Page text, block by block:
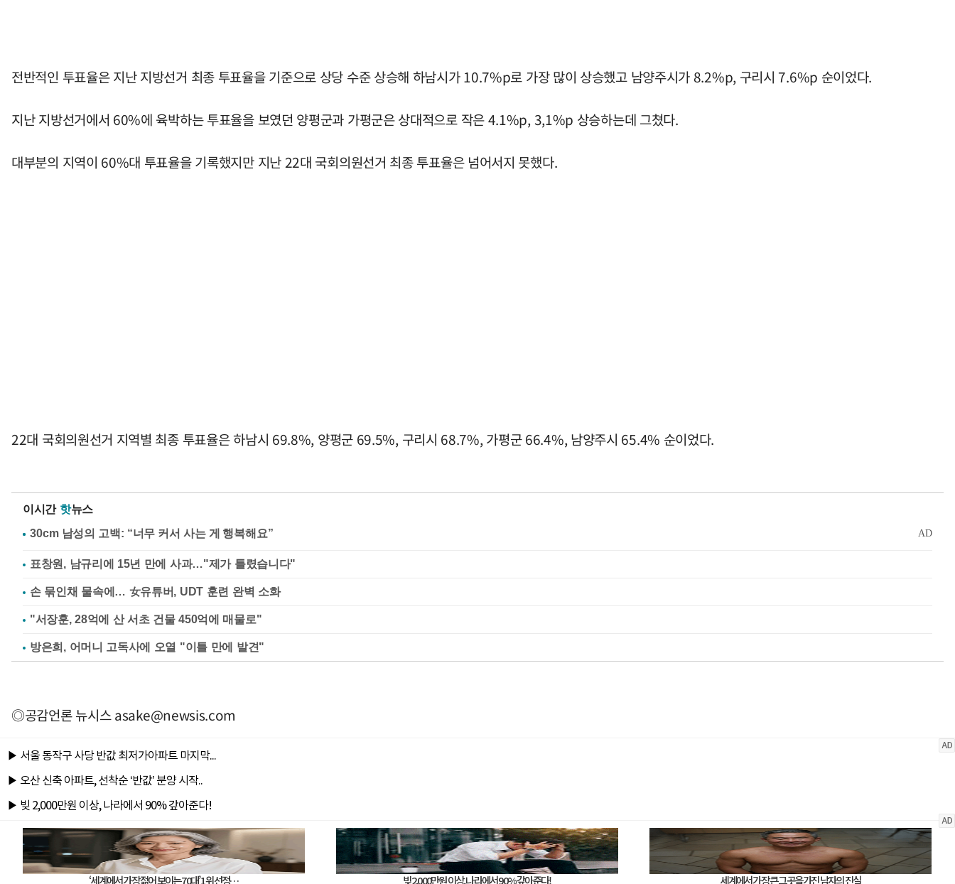
전반적인 투표율은 지난 지방선거 최종 투표율을 기준으로 상당 수준 상승해 하남시가 10.7%p로 가장 많이 상승했고 남양주시가 8.2%p, 구리시 7.6%p 순이었다.
지난 지방선거에서 60%에 육박하는 투표율을 보였던 양평군과 가평군은 상대적으로 작은 4.1%p, 3,1%p 상승하는데 그쳤다.
대부분의 지역이 60%대 투표율을 기록했지만 지난 22대 국회의원선거 최종 투표율은 넘어서지 못했다.
22대 국회의원선거 지역별 최종 투표율은 하남시 69.8%, 양평군 69.5%, 구리시 68.7%, 가평군 66.4%, 남양주시 65.4% 순이었다.
이시간 핫뉴스
표창원, 남규리에 15년 만에 사과…"제가 틀렸습니다"
손 묶인채 물속에… 女유튜버, UDT 훈련 완벽 소화
"서장훈, 28억에 산 서초 건물 450억에 매물로"
방은희, 어머니 고독사에 오열 "이틀 만에 발견"
◎공감언론 뉴시스asake@newsis.com